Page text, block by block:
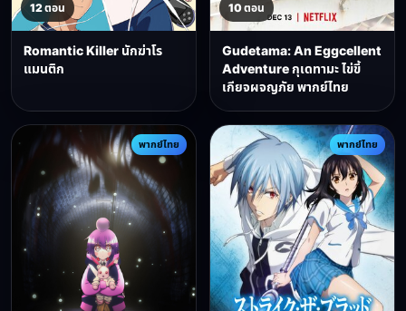
12 ตอน
Romantic Killer นักฆ่าโร
แมนติก
10 ตอน
Gudetama: An Eggcellent
Adventure กุเดทามะ ไข่ขี้
เกียจผจญภัย พากย์ไทย
พากย์ไทย พากย์ไทย